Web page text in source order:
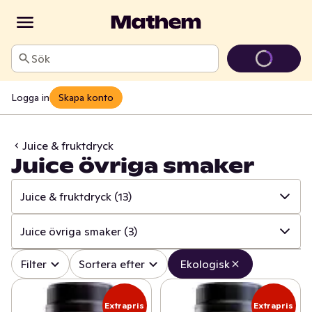
Sök
Logga in Skapa konto
Juice & fruktdryck
Juice övriga smaker
Juice & fruktdryck (13)
✓ Alla (110)
✓ (24)
Mjölk (19)
Juice övriga smaker (3)
✓ Alla (13)
Apelsinjuice
Filter Sortera efter Ekologisk
Extrapris Extrapris